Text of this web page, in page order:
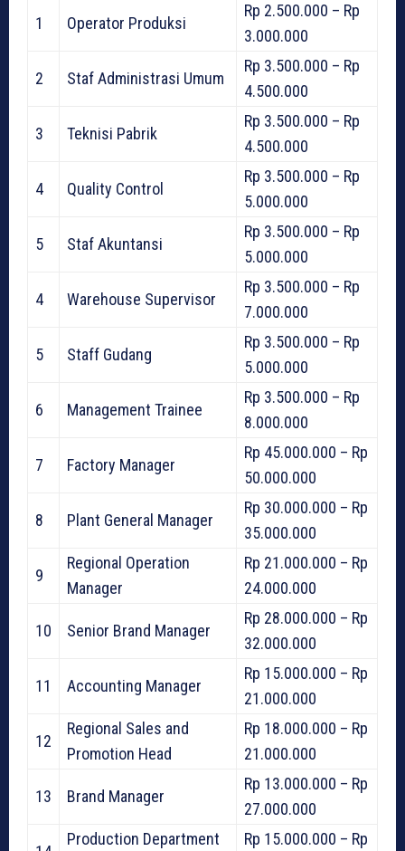
1 Operator Produksi
Rp 2.500.000 – Rp
3.000.000
2 Staf Administrasi Umum
Rp 3.500.000 – Rp
4.500.000
3 Teknisi Pabrik
Rp 3.500.000 – Rp
4.500.000
4 Quality Control
Rp 3.500.000 – Rp
5.000.000
5 Staf Akuntansi
Rp 3.500.000 – Rp
5.000.000
4 Warehouse Supervisor
Rp 3.500.000 – Rp
7.000.000
5 Staff Gudang
Rp 3.500.000 – Rp
5.000.000
6 Management Trainee
Rp 3.500.000 – Rp
8.000.000
7 Factory Manager
Rp 45.000.000 – Rp
50.000.000
8 Plant General Manager
Rp 30.000.000 – Rp
35.000.000
9
Regional Operation
Manager
Rp 21.000.000 – Rp
24.000.000
10 Senior Brand Manager
Rp 28.000.000 – Rp
32.000.000
11 Accounting Manager
Rp 15.000.000 – Rp
21.000.000
12
Regional Sales and
Promotion Head
Rp 18.000.000 – Rp
21.000.000
13 Brand Manager
Rp 13.000.000 – Rp
27.000.000
Production Department Rp 15.000.000 – Rp